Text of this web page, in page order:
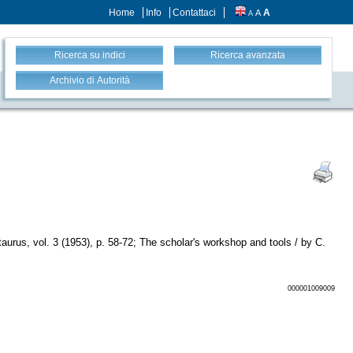
Home Info Contattaci A A A
Ricerca su indici Ricerca avanzata
Archivio di Autorità